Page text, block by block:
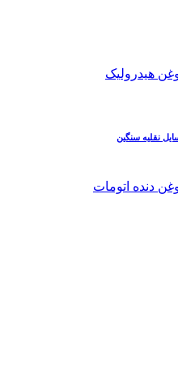
هیدرولیک
دنده اتومات